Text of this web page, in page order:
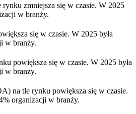
rynku zmniejsza się w czasie. W 2025
w branży.
się w czasie. W 2025 była
w branży.
powiększa się w czasie. W 2025 była
w branży.
na tle rynku powiększa się w czasie.
organizacji w branży.